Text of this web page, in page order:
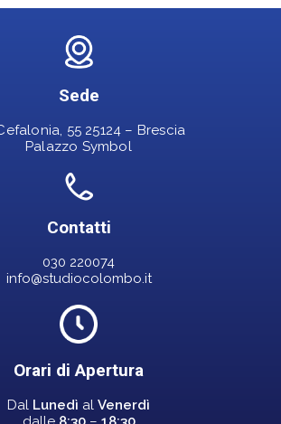
Sede
55 25124 – Brescia
Palazzo Symbol
Contatti
030 220074
info@studiocolombo.it
Orari di Apertura
Dal Lunedì al Venerdì